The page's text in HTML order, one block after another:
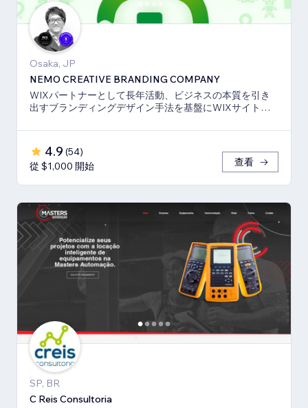
Osaka, JP
NEMO CREATIVE BRANDING COMPANY
WIXパートナーとして長年活動、ビジネスの本質を引き
出すブランディングデザイン手法を基盤にWIXサイト・
4.9 (54)
從 $1,000 開始
查看
SP, BR
C Reis Consultoria